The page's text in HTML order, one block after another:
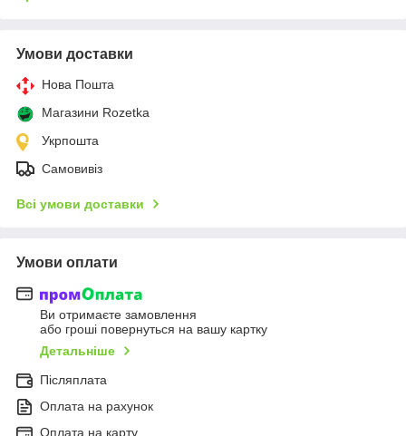
Умови доставки
Нова Пошта
Магазини Rozetka
Укрпошта
Самовивіз
Всі умови доставки
Умови оплати
Ви отримаєте замовлення
або гроші повернуться на вашу картку
Детальніше
Післяплата
Оплата на рахунок
Оплата на карту